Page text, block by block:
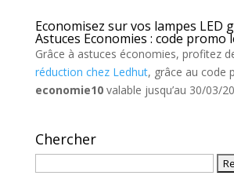
Economisez sur vos lampes LED
Astuces Economies : code promo
Grâce à astuces économies, profitez
réduction chez Ledhut, grâce au code
economie10 valable jusqu’au 30/03/
Chercher